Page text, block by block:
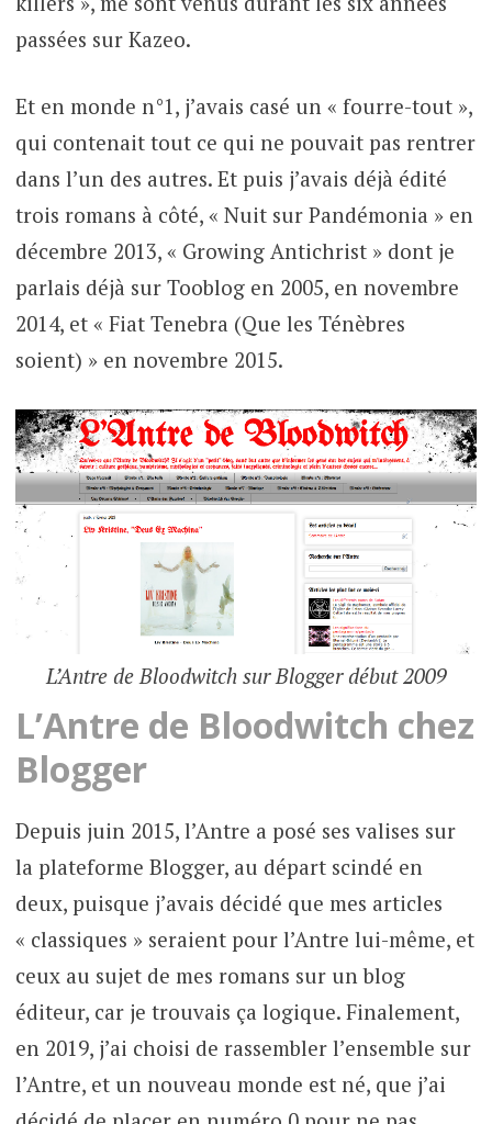
passées sur Kazeo.
Et en monde n°1, j’avais casé un « fourre-tout »,
qui contenait tout ce qui ne pouvait pas rentrer
dans l’un des autres. Et puis j’avais déjà édité
trois romans à côté, « Nuit sur Pandémonia » en
décembre 2013, « Growing Antichrist » dont je
parlais déjà sur Tooblog en 2005, en novembre
2014, et « Fiat Tenebra (Que les Ténèbres
soient) » en novembre 2015.
L’Antre de Bloodwitch sur Blogger début 2009
L’Antre de Bloodwitch chez
Blogger
Depuis juin 2015, l’Antre a posé ses valises sur
la plateforme Blogger, au départ scindé en
deux, puisque j’avais décidé que mes articles
« classiques » seraient pour l’Antre lui-même, et
ceux au sujet de mes romans sur un blog
éditeur, car je trouvais ça logique. Finalement,
en 2019, j’ai choisi de rassembler l’ensemble sur
l’Antre, et un nouveau monde est né, que j’ai